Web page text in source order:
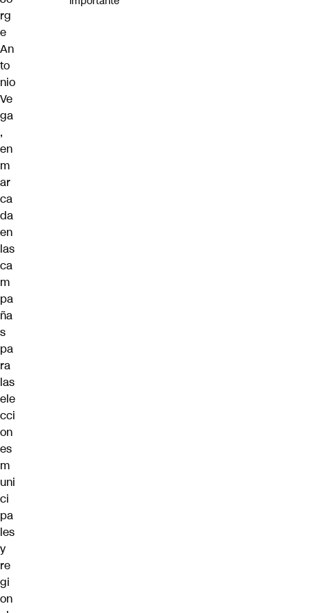
rg
e
An
to
nio
Ve
ga
,
en
m
ar
ca
da
en
las
ca
m
pa
ña
s
pa
ra
las
ele
cci
on
es
m
uni
ci
pa
les
y
re
gi
on